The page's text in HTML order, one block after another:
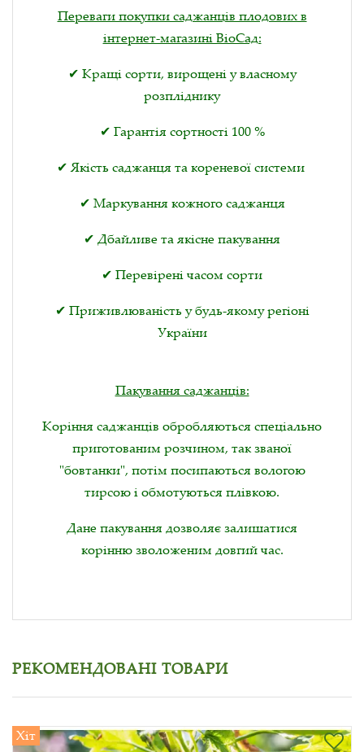
Переваги покупки саджанців плодових в
інтернет-магазині ВіоСад:
✔ Кращі сорти, вирощені у власному
розпліднику
✔ Гарантія сортності 100 %
✔ Якість саджанця та кореневої системи
✔ Маркування кожного саджанця
✔ Дбайливе та якісне пакування
✔ Перевірені часом сорти
✔ Приживлюваність у будь-якому регіоні
України
Пакування саджанців:
Коріння саджанців обробляються спеціально
приготованим розчином, так званої
"бовтанки", потім посипаються вологою
тирсою і обмотуються плівкою.
Дане пакування дозволяє залишатися
корінню зволоженим довгий час.
РЕКОМЕНДОВАНІ ТОВАРИ
Хіт